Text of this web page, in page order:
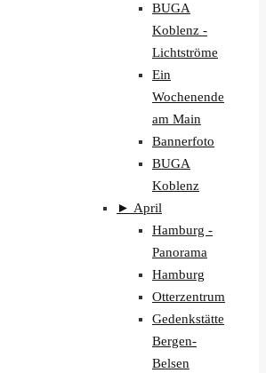
BUGA
Koblenz -
Lichtströme
Ein
Wochenende
am Main
Bannerfoto
BUGA
Koblenz
► April
Hamburg -
Panorama
Hamburg
Otterzentrum
Gedenkstätte
Bergen-
Belsen